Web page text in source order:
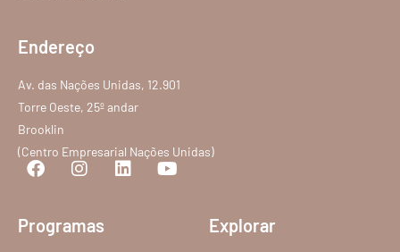
Endereço
Av. das Nações Unidas, 12.901
Torre Oeste, 25º andar
Brooklin
(Centro Empresarial Nações Unidas)
Programas Explorar